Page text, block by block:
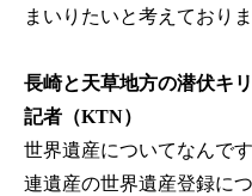
まいりたいと考えておりま
長崎と天草地方の潜伏キ
記者（KTN）
世界遺産についてなんで
連遺産の世界遺産登録に